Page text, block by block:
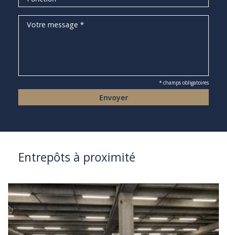
* champs obligatoires
Entrepôts à proximité